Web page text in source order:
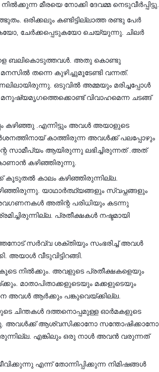
മീരയെ നോക്കി ദേവമ്മ നെടുവീർപ്പിട്ടു.
ഒരിക്കലും കണ്ടിട്ടില്ലാത്ത രണ്ടു പേർ
ചേർക്കപ്പെടുകയോ ചെയ്യുന്നു. ചിലർ
ബലികൊടുത്തവൾ. അതു കൊണ്ടു
തന്നെ കുഴിച്ചുമൂടേണ്ടി വന്നത്.
ഒടുവിൽ അമ്മയും മരിച്ചപ്പോൾ
വിവാഹമെന്ന ചടങ്ങ്
കഴിഞ്ഞു .എന്നിട്ടും അവൾ അയാളുടെ
കാത്തിരുന്ന അവൾക്ക് പലപ്പോഴും
സാമീപ്യം ആയിരുന്നു ലഭിച്ചിരുന്നത് .അത്
കഴിഞ്ഞിരുന്നു.
കാലം കഴിഞ്ഞിരുന്നില്ല.
യാഥാർത്ഥ്യങ്ങളും സ്വപ്നങ്ങളും
അതിന്റ പരിധിയും കടന്നു
പ്രതീക്ഷകൾ നഷ്ടമായി
സർവ്വ ശക്തിയും സംഭരിച്ച് അവൾ
വീടുവിട്ടിറങ്ങി.
നിൽക്കും. അവളുടെ പ്രതീക്ഷകളെയും
മാതാപിതാക്കളുടെയും മക്കളുടെയും
അവൾ ആർക്കും പങ്കുവെയ്ക്കില്ല.
ചിന്തകൾ ദത്തനൊപ്പമുള്ള ഓർമകളുടെ
അവൾക്ക് ആശ്വസിക്കാനോ സന്തോഷിക്കാനോ
എങ്കിലും ഒരു നാൾ അവൻ വരുന്നത്
എന്ന് തോന്നിപ്പിക്കുന്ന നിമിഷങ്ങൾ